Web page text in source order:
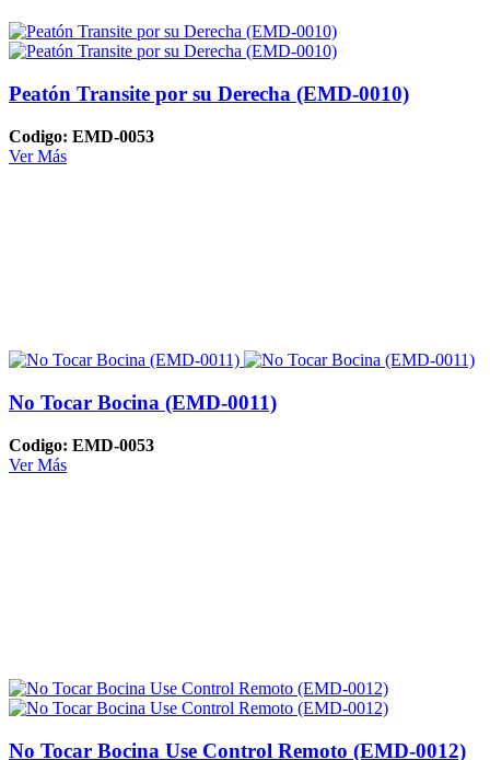
Peatón Transite por su Derecha (EMD-0010)
Codigo: EMD-0053
Ver Más
No Tocar Bocina (EMD-0011)
Codigo: EMD-0053
Ver Más
No Tocar Bocina Use Control Remoto (EMD-0012)